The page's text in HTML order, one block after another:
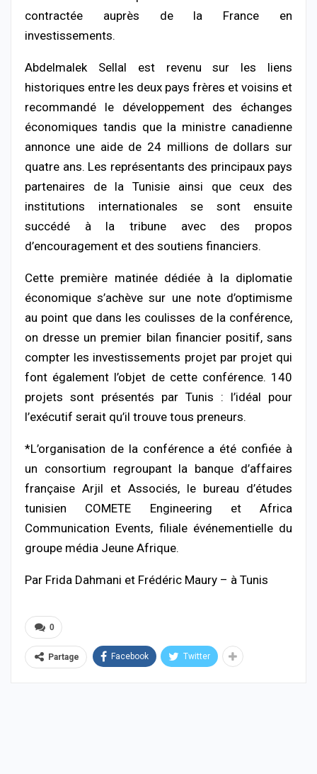
contractée auprès de la France en
investissements.
Abdelmalek Sellal est revenu sur les liens
historiques entre les deux pays frères et voisins et
recommandé le développement des échanges
économiques tandis que la ministre canadienne
annonce une aide de 24 millions de dollars sur
quatre ans. Les représentants des principaux pays
partenaires de la Tunisie ainsi que ceux des
institutions internationales se sont ensuite
succédé à la tribune avec des propos
d’encouragement et des soutiens financiers.
Cette première matinée dédiée à la diplomatie
économique s’achève sur une note d’optimisme
au point que dans les coulisses de la conférence,
on dresse un premier bilan financier positif, sans
compter les investissements projet par projet qui
font également l’objet de cette conférence. 140
projets sont présentés par Tunis : l’idéal pour
l’exécutif serait qu’il trouve tous preneurs.
*L’organisation de la conférence a été confiée à
un consortium regroupant la banque d’affaires
française Arjil et Associés, le bureau d’études
tunisien COMETE Engineering et Africa
Communication Events, filiale événementielle du
groupe média Jeune Afrique.
Par Frida Dahmani et Frédéric Maury – à Tunis
0
Partage Facebook Twitter